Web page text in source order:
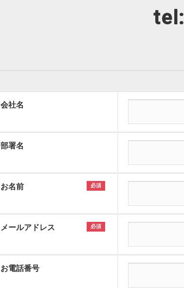
会社名
部署名
お名前 必須
メールアドレス 必須
お電話番号